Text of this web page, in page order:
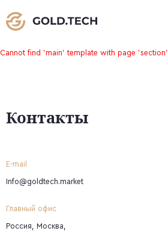
Cannot find 'main' template with page 'section'
Контакты
E-mail
Info@goldtech.market
Главный офис
Россия, Москва,